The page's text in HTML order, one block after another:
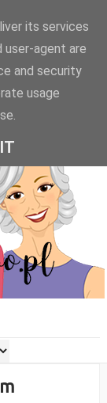
its services
user-agent are
and security
usage